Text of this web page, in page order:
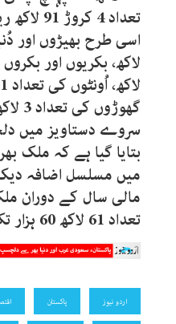
تعداد 4 کروڑ 91 لاکھ ریکارڈ کی گئی ہے۔
گھوڑوں کی تعداد 3 لاکھ 86 ہزار ہو گئی ہے۔
سروے دستاویز میں
بتایا گیا ہے کہ ملک
میں مسلسل اضافہ
مالی سال کے دوران
تعداد 61 لاکھ 60 ہزار تک ریکارڈ کی گئی ہے۔
اردو نیوز پاکستان